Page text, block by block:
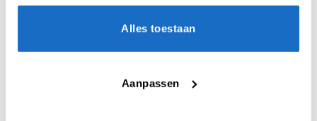
Alles toestaan
Aanpassen90% Tungsten